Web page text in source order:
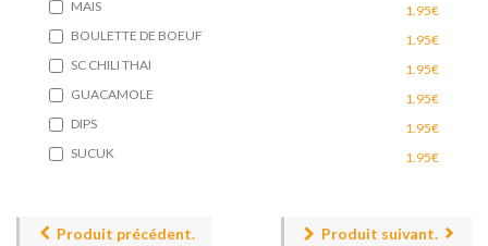
MAIS
1.95€
BOULETTE DE BOEUF
1.95€
SC CHILI THAI
1.95€
GUACAMOLE
1.95€
DIPS
1.95€
SUCUK
1.95€
Produit précédent. Produit suivant.